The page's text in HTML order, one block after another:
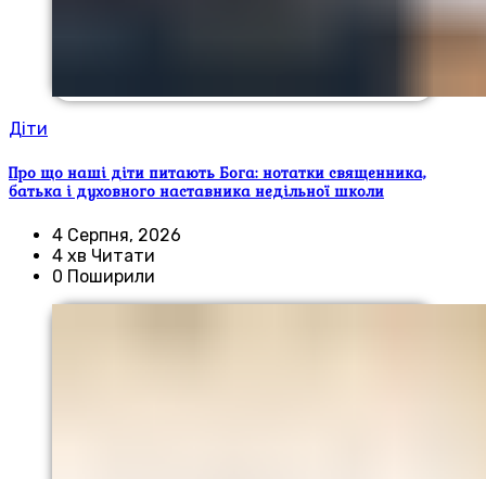
Діти
Про що наші діти питають Бога: нотатки священника,
батька і духовного наставника недільної школи
4 Серпня, 2026
4 хв Читати
0 Поширили